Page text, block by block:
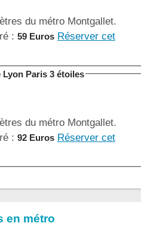
du métro Montgallet.
: 59 Euros Réserver cet
Paris 3 étoiles
du métro Montgallet.
: 92 Euros Réserver cet
en métro